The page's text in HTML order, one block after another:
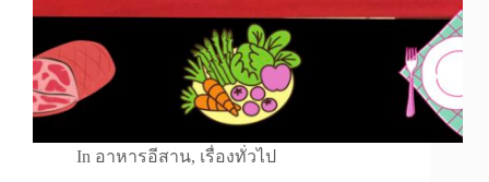
In อาหารอีสาน, เรื่องทั่วไป